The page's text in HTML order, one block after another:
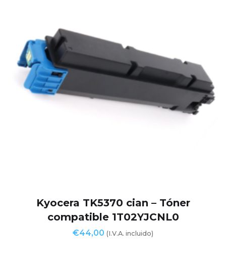
Kyocera TK5370 cian – Tóner
compatible 1T02YJCNL0
€44,00 (I.V.A. incluido)